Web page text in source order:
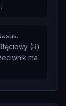
(R)
ma